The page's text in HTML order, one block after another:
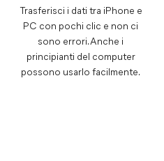
Trasferisci i dati tra iPhone e
PC con pochi clic e non ci
sono errori. Anche i
principianti del computer
possono usarlo facilmente.